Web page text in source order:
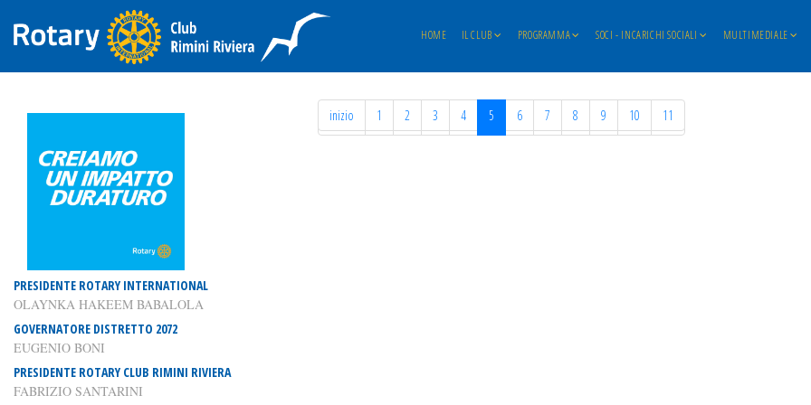
HOME IL CLUB PROGRAMMA SOCI - INCARICHI SOCIALI MULTIMEDIALE
PRESIDENTE ROTARY INTERNATIONAL
OLAYNKA HAKEEM BABALOLA
GOVERNATORE DISTRETTO 2072
EUGENIO BONI
PRESIDENTE ROTARY CLUB RIMINI RIVIERA
FABRIZIO SANTARINI
inizio 1 2 3 4 5 6 7 8 9 10 11
inizio 1 2 3 4 5 6 7 8 9 10 11